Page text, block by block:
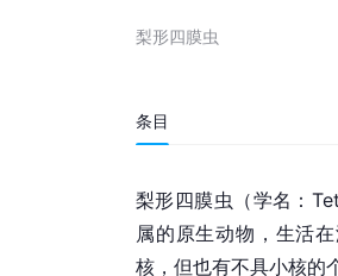
梨形四膜虫
条目
梨形四膜虫（学名：
属的原生动物，生活
核，但也有不具小核的